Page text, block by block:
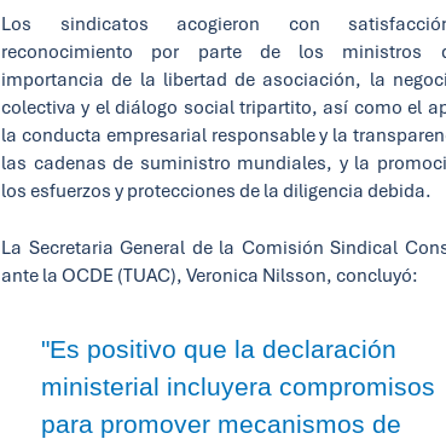
Los sindicatos acogieron con
reconocimiento por parte de los ministros
importancia de la libertad de asociación, la
colectiva y el diálogo social tripartito, así como el
la conducta empresarial responsable y la
las cadenas de suministro mundiales, y la
los esfuerzos y protecciones de la diligencia debida.
La Secretaria General de la Comisión Sindical
ante la OCDE (TUAC), Veronica Nilsson, concluyó:
"Es positivo que la declaración
ministerial incluyera compromisos
para promover mecanismos de